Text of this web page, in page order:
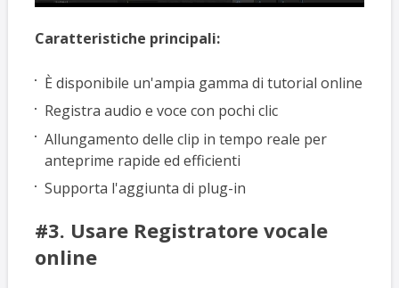
Caratteristiche principali:
È disponibile un'ampia gamma di tutorial online
Registra audio e voce con pochi clic
Allungamento delle clip in tempo reale per
anteprime rapide ed efficienti
Supporta l'aggiunta di plug-in
#3. Usare Registratore vocale
online